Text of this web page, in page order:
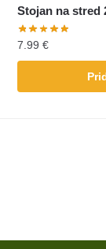
Stojan na stred
7.99 €